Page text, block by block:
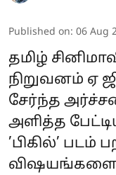
Published on: 06 Aug
தமிழ்
நிறுவனம் ஏ
சேர்ந்த
அளித்த
’பிகில்’ படம்
விஷயங்களைப்